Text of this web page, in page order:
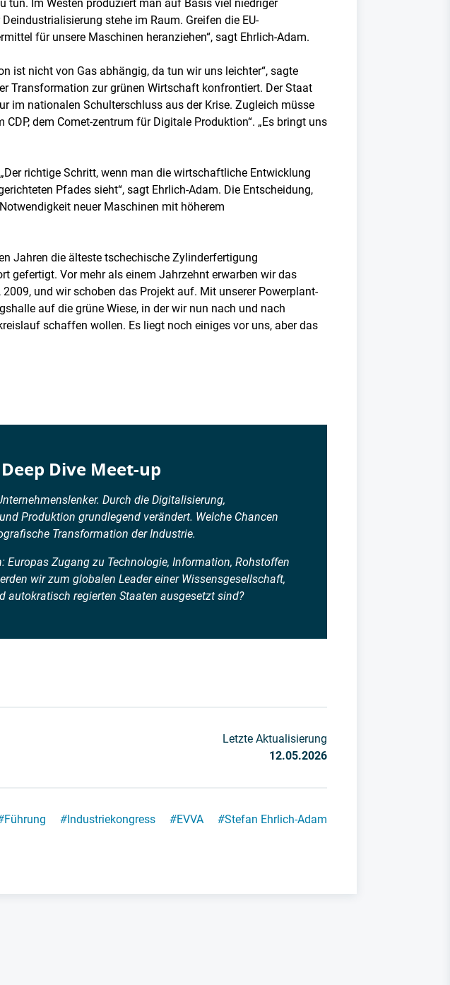
tun. Im Westen produziert man auf Basis viel niedriger
stehe im Raum. Greifen die EU-
für unsere Maschinen heranziehen“, sagt Ehrlich-Adam.
ist nicht von Gas abhängig, da tun wir uns leichter“, sagte
Transformation zur grünen Wirtschaft konfrontiert. Der Staat
im nationalen Schulterschluss aus der Krise. Zugleich müsse
dem Comet-zentrum für Digitale Produktion“. „Es bringt uns
richtige Schritt, wenn man die wirtschaftliche Entwicklung
Pfades sieht“, sagt Ehrlich-Adam. Die Entscheidung,
neuer Maschinen mit höherem
Jahren die älteste tschechische Zylinderfertigung
gefertigt. Vor mehr als einem Jahrzehnt erwarben wir das
und wir schoben das Projekt auf. Mit unserer Powerplant-
auf die grüne Wiese, in der wir nun nach und nach
schaffen wollen. Es liegt noch einiges vor uns, aber das
Dive Meet-up
Durch die Digitalisierung,
Produktion grundlegend verändert. Welche Chancen
Transformation der Industrie.
Zugang zu Technologie, Information, Rohstoffen
wir zum globalen Leader einer Wissensgesellschaft,
autokratisch regierten Staaten ausgesetzt sind?
Letzte Aktualisierung
12.05.2026
Führung #Industriekongress #EVVA #Stefan Ehrlich-Adam